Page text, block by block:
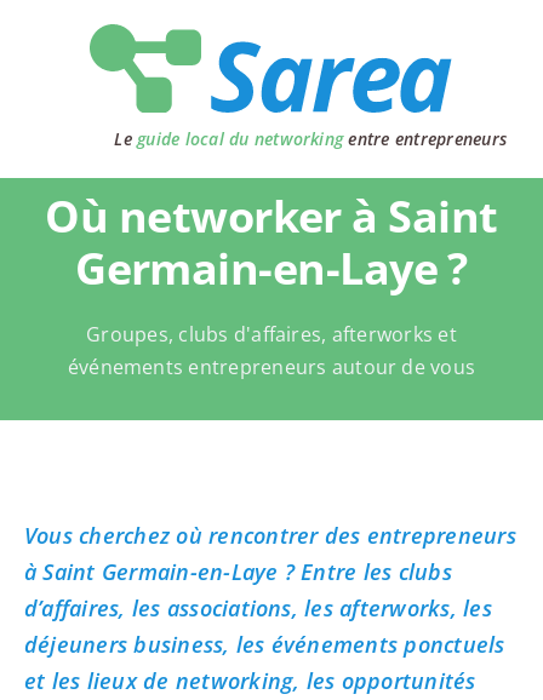
Le guide local du networkingentre entrepreneurs
Où networker à Saint
Germain-en-Laye ?
Groupes, clubs d'affaires, afterworks et
événements entrepreneurs autour de vous
Vous cherchez où rencontrer des entrepreneurs
à Saint Germain-en-Laye ? Entre les clubs
d’affaires, les associations, les afterworks, les
déjeuners business, les événements ponctuels
et les lieux de networking, les opportunités